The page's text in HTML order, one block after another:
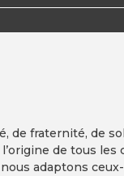
de fraternité, de
de tous les
adaptons